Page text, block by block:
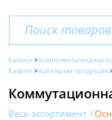
Каталог Компоненты медных
Каталог
Кабельная продукция
Весь ассортимент